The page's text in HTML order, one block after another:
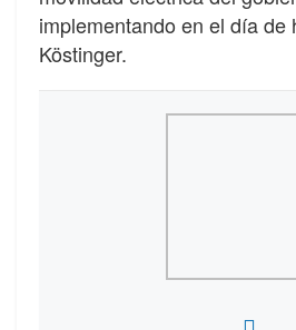
implementando en el día de
Köstinger.